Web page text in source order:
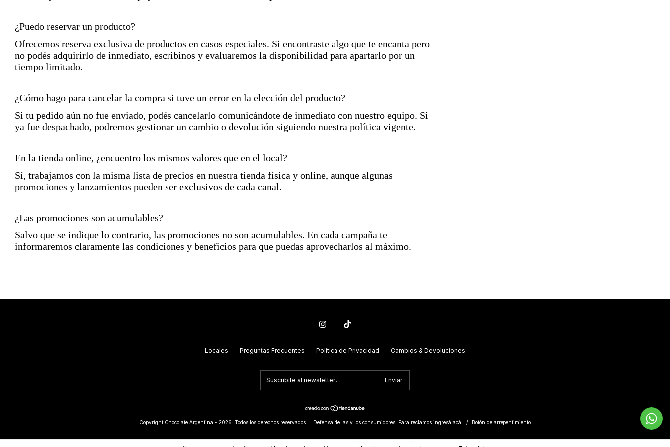
¿Puedo reservar un producto?
Ofrecemos reserva exclusiva de productos en casos especiales. Si encontraste algo que te encanta pero
no podés adquirirlo de inmediato, escribinos y evaluaremos la disponibilidad para apartarlo por un
tiempo limitado.
¿Cómo hago para cancelar la compra si tuve un error en la elección del producto?
Si tu pedido aún no fue enviado, podés cancelarlo comunicándote de inmediato con nuestro equipo. Si
ya fue despachado, podremos gestionar un cambio o devolución siguiendo nuestra política vigente.
En la tienda online, ¿encuentro los mismos valores que en el local?
Sí, trabajamos con la misma lista de precios en nuestra tienda física y online, aunque algunas
promociones y lanzamientos pueden ser exclusivos de cada canal.
¿Las promociones son acumulables?
Salvo que se indique lo contrario, las promociones no son acumulables. En cada campaña te
informaremos claramente las condiciones y beneficios para que puedas aprovecharlos al máximo.
Locales Preguntas Frecuentes Política de Privacidad Cambios & Devoluciones
Copyright Chocolate Argentina - 2026. Todos los derechos reservados. Defensa de las y los consumidores. Para reclamos ingresá acá. / Botón de arrepentimiento